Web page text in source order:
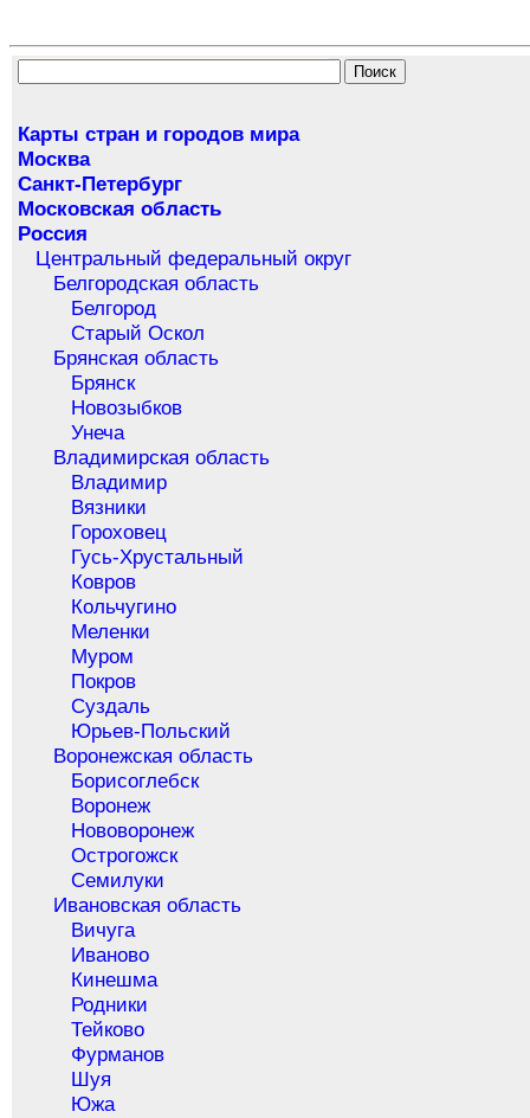
Карты стран и городов мира
Москва
Санкт-Петербург
Московская область
Россия
Центральный федеральный округ
Белгородская область
Белгород
Старый Оскол
Брянская область
Брянск
Новозыбков
Унеча
Владимирская область
Владимир
Вязники
Гороховец
Гусь-Хрустальный
Ковров
Кольчугино
Меленки
Муром
Покров
Суздаль
Юрьев-Польский
Воронежская область
Борисоглебск
Воронеж
Нововоронеж
Острогожск
Семилуки
Ивановская область
Вичуга
Иваново
Кинешма
Родники
Тейково
Фурманов
Шуя
Южа